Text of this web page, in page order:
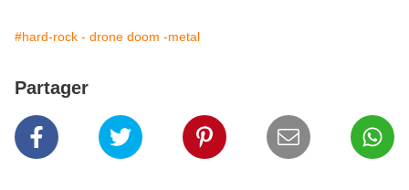
#hard-rock - drone doom -metal
Partager